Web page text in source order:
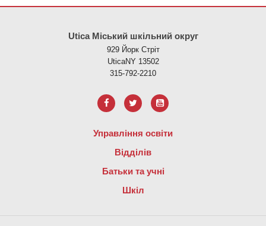
Utica Міський шкільний округ
929 Йорк Стріт
UticaNY 13502
315-792-2210
Управління освіти
Відділів
Батьки та учні
Шкіл